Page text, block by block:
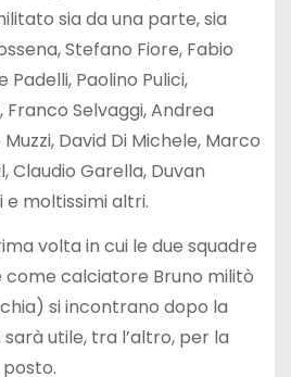
sia da una parte, sia
Stefano Fiore, Fabio
Padelli, Paolino Pulici,
Selvaggi, Andrea
David Di Michele, Marco
Claudio Garella, Duvan
e moltissimi altri.
volta in cui le due squadre
come calciatore Bruno militò
si incontrano dopo la
utile, tra l’altro, per la